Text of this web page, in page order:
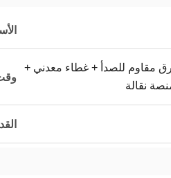
مقاوم للصدأ + غطاء معدني +
نقالة